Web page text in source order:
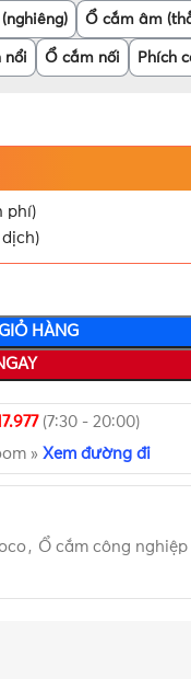
Ổ cắm âm
nổi Ổ cắm nối Phích
phí)
HÀNG
(7:30 - 20:00)
» Xem đường đi
, Ổ cắm công nghiệp